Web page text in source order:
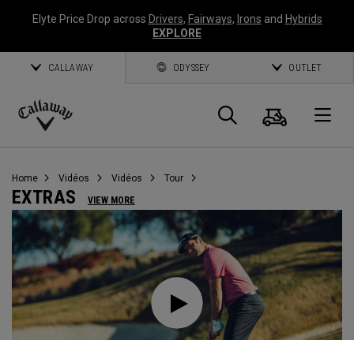
Elyte Price Drop across Drivers, Fairways, Irons and Hybrids
EXPLORE
CALLAWAY ODYSSEY OUTLET
Callaway
Panier
Home Vidéos Vidéos Tour
EXTRAS VIEW MORE